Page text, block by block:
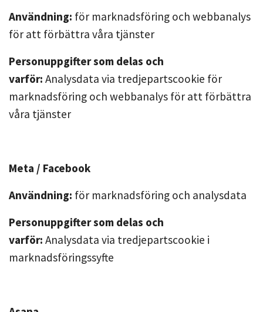
Användning: för marknadsföring och webbanalys
för att förbättra våra tjänster
Personuppgifter som delas och
varför: Analysdata via tredjepartscookie för
marknadsföring och webbanalys för att förbättra
våra tjänster
Meta / Facebook
Användning: för marknadsföring och analysdata
Personuppgifter som delas och
varför: Analysdata via tredjepartscookie i
marknadsföringssyfte